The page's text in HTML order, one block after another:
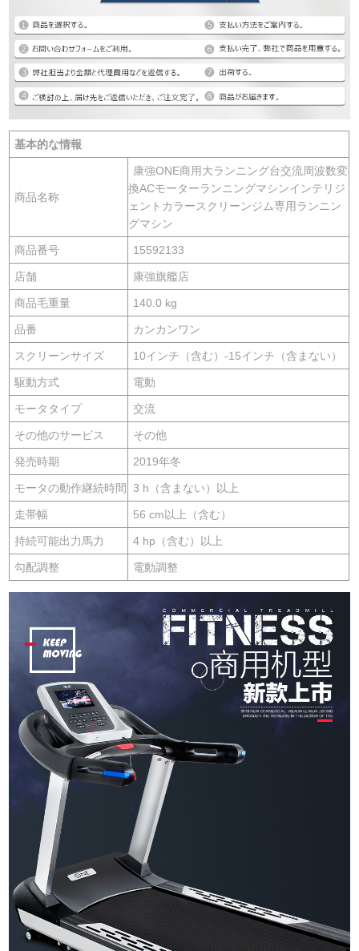
基本的な情報
商品名称
康強ONE商用大ランニング台交流周波数変
換ACモーターランニングマシンインテリジ
ェントカラースクリーンジム専用ランニン
グマシン
商品番号 15592133
店舗 康強旗艦店
商品毛重量 140.0 kg
品番 カンカンワン
スクリーンサイズ 10インチ（含む）-15インチ（含まない）
駆動方式 電動
モータタイプ 交流
その他のサービス その他
発売時期 2019年冬
モータの動作継続時間 3 h（含まない）以上
走帯幅 56 cm以上（含む）
持続可能出力馬力 4 hp（含む）以上
勾配調整 電動調整